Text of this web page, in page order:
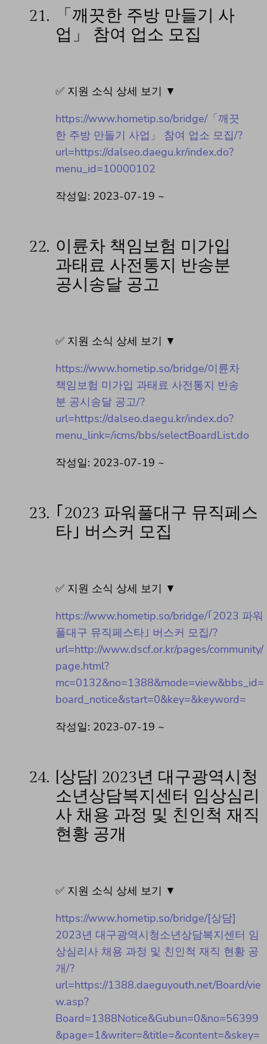
21.
「깨끗한 주방 만들기 사
업」 참여 업소 모집
✅ 지원 소식 상세 보기 ▼
https://www.hometip.so/bridge/「깨끗
한 주방 만들기 사업」 참여 업소 모집/?
url=https://dalseo.daegu.kr/index.do?
menu_id=10000102
작성일: 2023-07-19 ~
22. 이륜차 책임보험 미가입
과태료 사전통지 반송분
공시송달 공고
✅ 지원 소식 상세 보기 ▼
https://www.hometip.so/bridge/이륜차
책임보험 미가입 과태료 사전통지 반송
분 공시송달 공고/?
url=https://dalseo.daegu.kr/index.do?
menu_link=/icms/bbs/selectBoardList.do
작성일: 2023-07-19 ~
23. ｢2023 파워풀대구 뮤직페스
타｣ 버스커 모집
✅ 지원 소식 상세 보기 ▼
https://www.hometip.so/bridge/｢2023 파워
풀대구 뮤직페스타｣ 버스커 모집/?
url=http://www.dscf.or.kr/pages/community/
page.html?
mc=0132&no=1388&mode=view&bbs_id=
board_notice&start=0&key=&keyword=
작성일: 2023-07-19 ~
24. [상담] 2023년 대구광역시청
소년상담복지센터 임상심리
사 채용 과정 및 친인척 재직
현황 공개
✅ 지원 소식 상세 보기 ▼
https://www.hometip.so/bridge/[상담]
2023년 대구광역시청소년상담복지센터 임
상심리사 채용 과정 및 친인척 재직 현황 공
개/?
url=https://1388.daeguyouth.net/Board/vie
w.asp?
Board=1388Notice&Gubun=0&no=56399
&page=1&writer=&title=&content=&skey=